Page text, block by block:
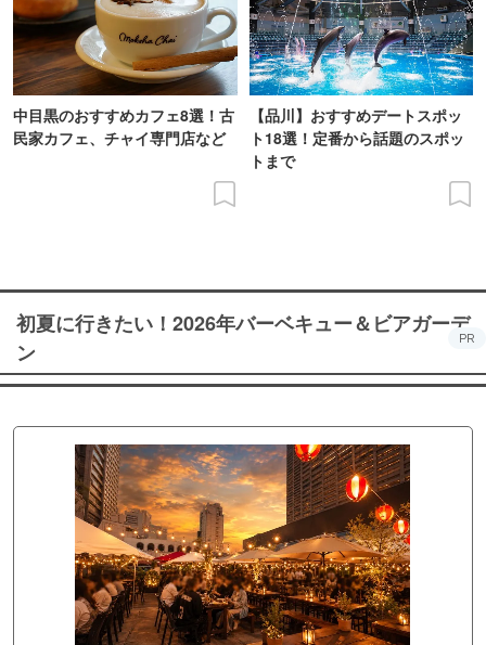
中目黒のおすすめカフェ8選！古
民家カフェ、チャイ専門店など
【品川】おすすめデートスポッ
ト18選！定番から話題のスポッ
トまで
初夏に行きたい！2026年バーベキュー＆ビアガーデ
ン
PR